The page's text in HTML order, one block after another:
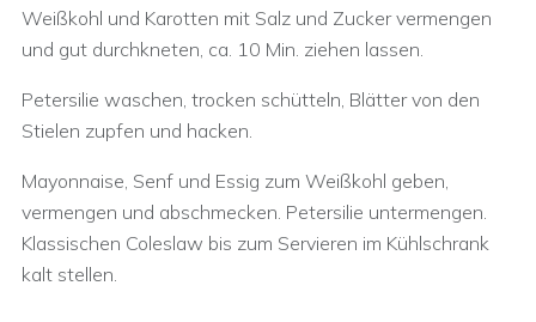
Weißkohl und Karotten mit Salz und Zucker vermengen
und gut durchkneten, ca. 10 Min. ziehen lassen.
Petersilie waschen, trocken schütteln, Blätter von den
Stielen zupfen und hacken.
Mayonnaise, Senf und Essig zum Weißkohl geben,
vermengen und abschmecken. Petersilie untermengen.
Klassischen Coleslaw bis zum Servieren im Kühlschrank
kalt stellen.